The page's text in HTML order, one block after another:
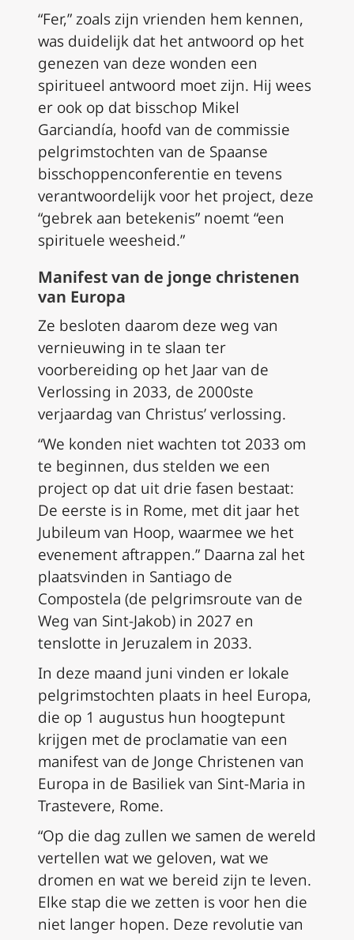
“Fer,” zoals zijn vrienden hem kennen,
was duidelijk dat het antwoord op het
genezen van deze wonden een
spiritueel antwoord moet zijn. Hij wees
er ook op dat bisschop Mikel
Garciandía, hoofd van de commissie
pelgrimstochten van de Spaanse
bisschoppenconferentie en tevens
verantwoordelijk voor het project, deze
“gebrek aan betekenis” noemt “een
spirituele weesheid.”
Manifest van de jonge christenen
van Europa
Ze besloten daarom deze weg van
vernieuwing in te slaan ter
voorbereiding op het Jaar van de
Verlossing in 2033, de 2000ste
verjaardag van Christus’ verlossing.
“We konden niet wachten tot 2033 om
te beginnen, dus stelden we een
project op dat uit drie fasen bestaat:
De eerste is in Rome, met dit jaar het
Jubileum van Hoop, waarmee we het
evenement aftrappen.” Daarna zal het
plaatsvinden in Santiago de
Compostela (de pelgrimsroute van de
Weg van Sint-Jakob) in 2027 en
tenslotte in Jeruzalem in 2033.
In deze maand juni vinden er lokale
pelgrimstochten plaats in heel Europa,
die op 1 augustus hun hoogtepunt
krijgen met de proclamatie van een
manifest van de Jonge Christenen van
Europa in de Basiliek van Sint-Maria in
Trastevere, Rome.
“Op die dag zullen we samen de wereld
vertellen wat we geloven, wat we
dromen en wat we bereid zijn te leven.
Elke stap die we zetten is voor hen die
niet langer hopen. Deze revolutie van